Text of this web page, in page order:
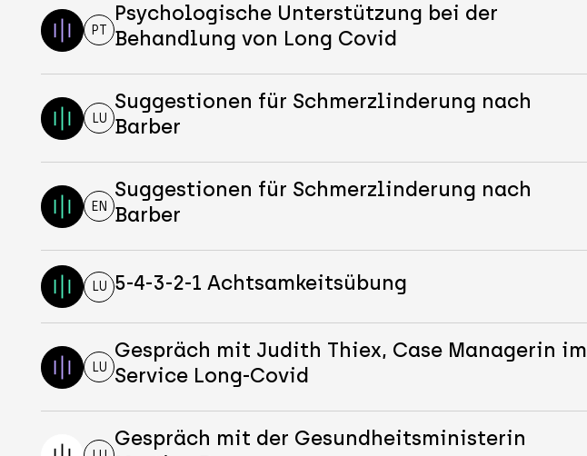
PT
Psychologische Unterstützung bei der
Behandlung von Long Covid
LU
Suggestionen für Schmerzlinderung nach
Barber
EN
Suggestionen für Schmerzlinderung nach
Barber
LU 5-4-3-2-1 Achtsamkeitsübung
LU
Gespräch mit Judith Thiex, Case Managerin im
Service Long-Covid
Gespräch mit der Gesundheitsministerin